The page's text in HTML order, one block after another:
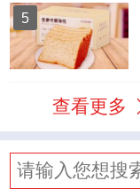
5
查看更多